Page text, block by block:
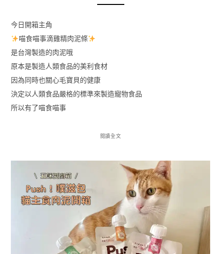
今日開箱主角
喵食喵事滴雞精肉泥條
是台灣製造的肉泥哦
原本是製造人類食品的美利食材
因為同時也關心毛寶貝的健康
決定以人類食品嚴格的標準來製造寵物食品
所以有了喵食喵事
閱讀全文